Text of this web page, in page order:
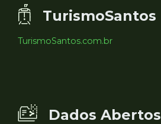
TurismoSantos
TurismoSantos.com.br
Dados Abertos